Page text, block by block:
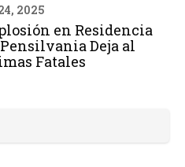
2025
en Residencia
Deja al
Fatales